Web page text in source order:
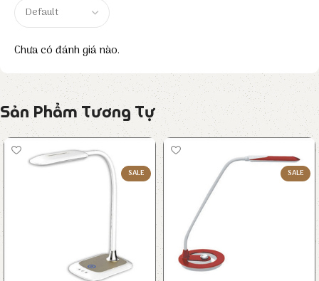
Chưa có đánh giá nào.
Sản Phẩm Tương Tự
SALE SALE